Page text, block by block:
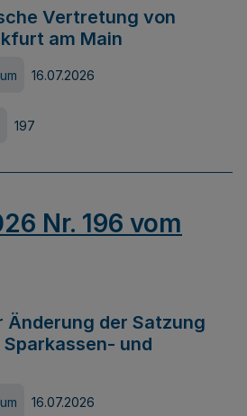
Vertretung von
am Main
16.07.2026
197
Nr. 196 vom
Änderung der Satzung
und
16.07.2026